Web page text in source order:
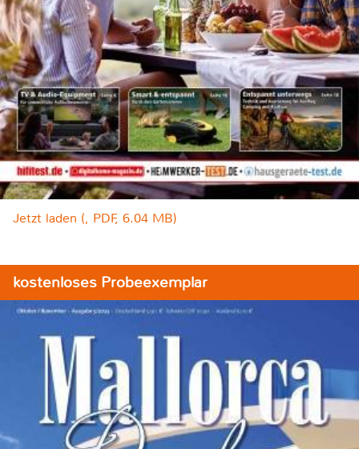
Jetzt laden (, PDF, 6.04 MB)
kostenloses Probeexemplar